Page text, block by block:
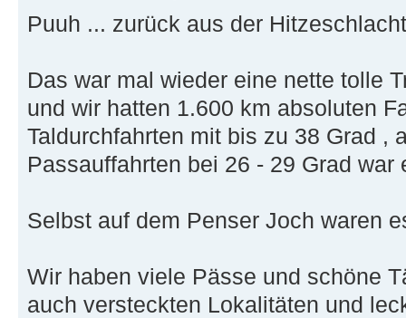
Puuh ... zurück aus der
Das war mal wieder eine nette tolle
und wir hatten 1.600 km absoluten
Taldurchfahrten mit bis zu 38 Grad ,
Passauffahrten bei 26 - 29 Grad
Selbst auf dem Penser Joch waren
Wir haben viele Pässe und schöne
auch versteckten Lokalitäten und